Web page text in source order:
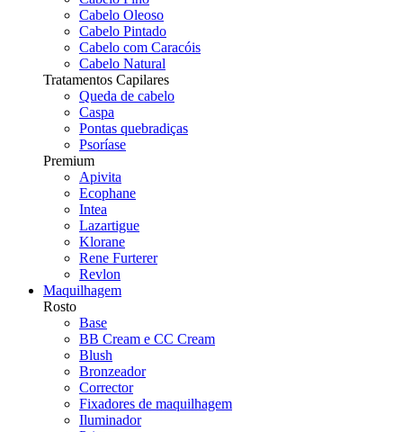
Cabelo Oleoso
Cabelo Pintado
Cabelo com Caracóis
Cabelo Natural
Tratamentos Capilares
Queda de cabelo
Caspa
Pontas quebradiças
Psoríase
Premium
Apivita
Ecophane
Intea
Lazartigue
Klorane
Rene Furterer
Revlon
Maquilhagem
Rosto
Base
BB Cream e CC Cream
Blush
Bronzeador
Corrector
Fixadores de maquilhagem
Iluminador